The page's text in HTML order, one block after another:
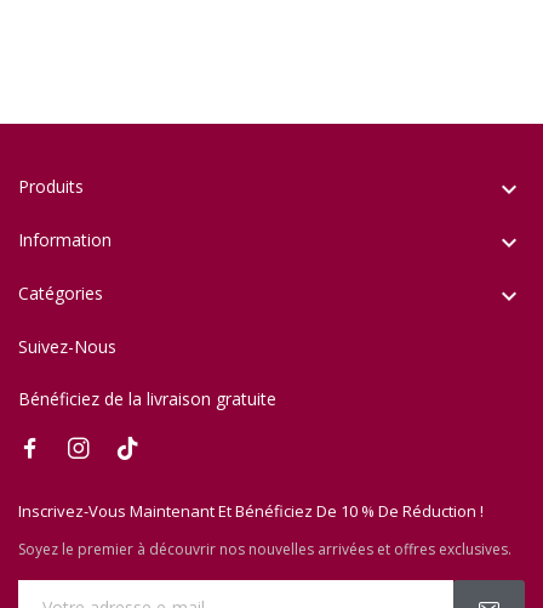
Produits 
Information 
Catégories 
Suivez-Nous
Bénéficiez de la livraison gratuite
Inscrivez-Vous Maintenant Et Bénéficiez De 10 % De Réduction !
Soyez le premier à découvrir nos nouvelles arrivées et offres exclusives.